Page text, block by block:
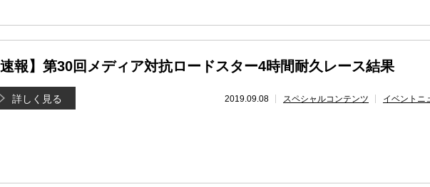
速報】第30回メディア対抗ロードスター4時間耐久レース結果
2019.09.08 スペシャルコンテンツ イベントニ
詳しく見る